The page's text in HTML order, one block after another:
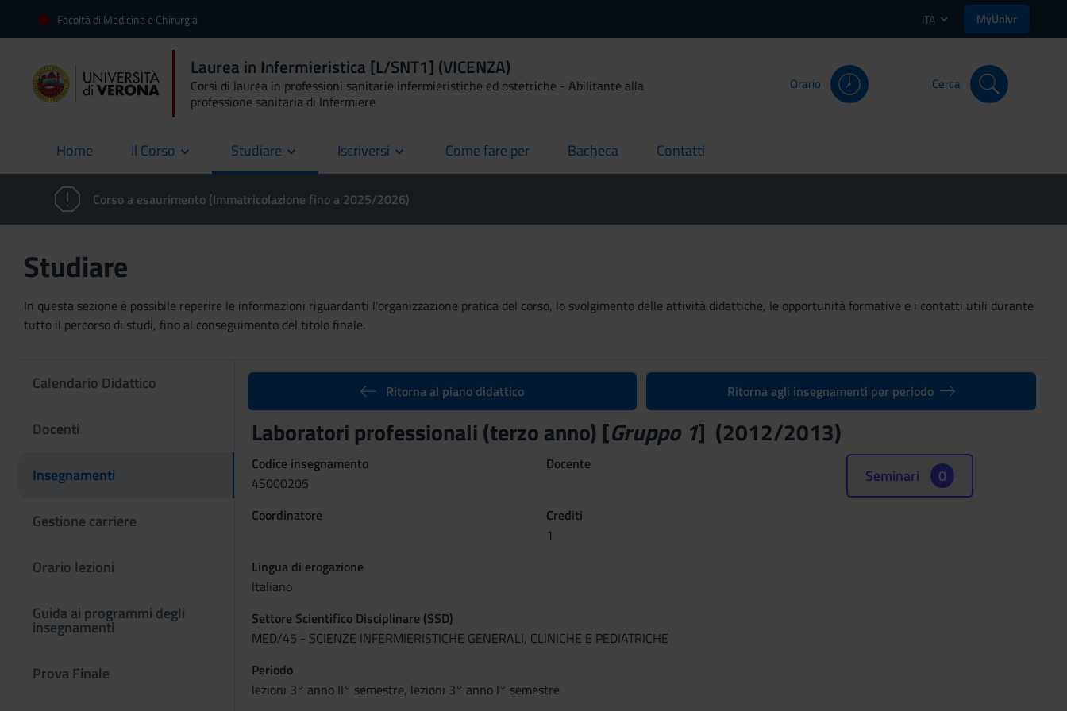
Facoltà di Medicina e Chirurgia ITA MyUnivr
Laurea in Infermieristica [L/SNT1] (VICENZA)
Corsi di laurea in professioni sanitarie infermieristiche ed ostetriche - Abilitante alla
professione sanitaria di Infermiere
Orario Cerca
Home
current Il Corso Studiare Iscriversi Come fare per
current Bacheca
current Contatti
current
Corso a esaurimento (Immatricolazione fino a 2025/2026)
Studiare
In questa sezione è possibile reperire le informazioni riguardanti l'organizzazione pratica del corso, lo svolgimento delle attività didattiche, le opportunità formative e i contatti utili durante
tutto il percorso di studi, fino al conseguimento del titolo finale.
Calendario Didattico
Docenti
Insegnamenti
Gestione carriere
Orario lezioni
Guida ai programmi degli
insegnamenti
Prova Finale
Ritorna al piano didattico Ritorna agli insegnamenti per periodo
Laboratori professionali (terzo anno) [Gruppo 1] (2012/2013)
Codice insegnamento
4S000205
Docente
Coordinatore
Crediti
1
Lingua di erogazione
Italiano
Settore Scientifico Disciplinare (SSD)
MED/45 - SCIENZE INFERMIERISTICHE GENERALI, CLINICHE E PEDIATRICHE
Periodo
lezioni 3° anno II° semestre, lezioni 3° anno I° semestre
Seminari 0